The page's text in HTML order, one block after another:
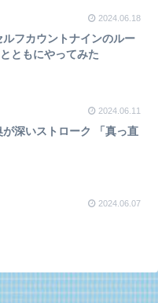
2024.06.18
ルフカウントナインのルー
ともにやってみた
2024.06.11
が深いストローク 「真っ直
2024.06.07